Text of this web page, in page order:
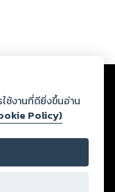
ฏว่าละเมิดสิทธิใน
ละศีลธรรม ดังนั้น ผู้อ่าน
ง และหากท่านพบว่าส่วน
บริษัท เพื่อทีมงานจะได้
ทธิ์ตามพระราชบัญญัติ
ช้งานที่ดียิ่งขึ้นอ่าน
Policy)